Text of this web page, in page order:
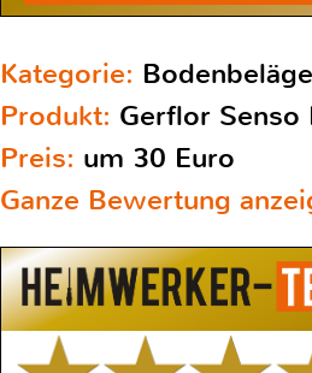
Kategorie: Bodenbeläge
Produkt: Gerflor Senso
Preis: um 30 Euro
Ganze Bewertung